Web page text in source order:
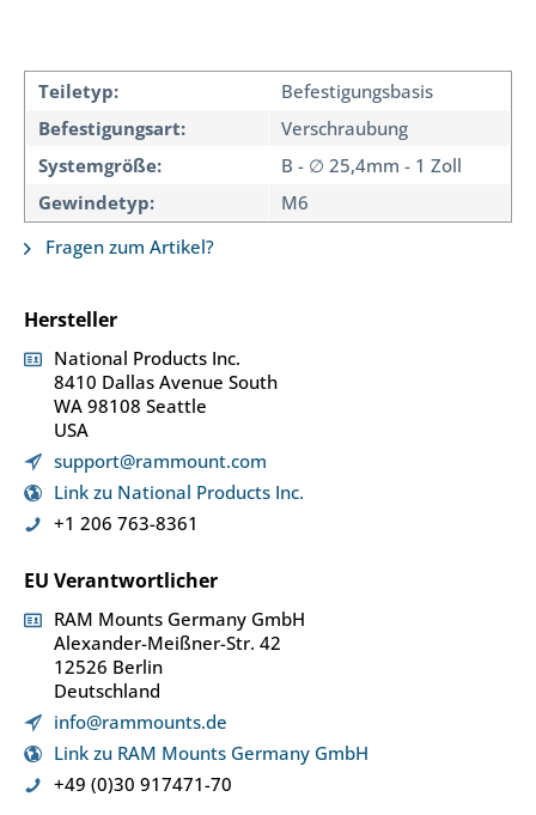
Teiletyp:
Befestigungsbasis
Befestigungsart:
Verschraubung
Systemgröße:
B - ∅ 25,4mm - 1 Zoll
Gewindetyp:
M6
Fragen zum Artikel?
Hersteller
National Products Inc.
8410 Dallas Avenue South
WA 98108 Seattle
USA
support@rammount.com
Link zu National Products Inc.
+1 206 763-8361
EU Verantwortlicher
RAM Mounts Germany GmbH
Alexander-Meißner-Str. 42
12526 Berlin
Deutschland
info@rammounts.de
Link zu RAM Mounts Germany GmbH
+49 (0)30 917471-70